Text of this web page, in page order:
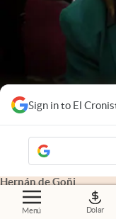
Menú Dolar
Sign in to El
Zoom editorial
cambiar de mano
Hernán de Goñi